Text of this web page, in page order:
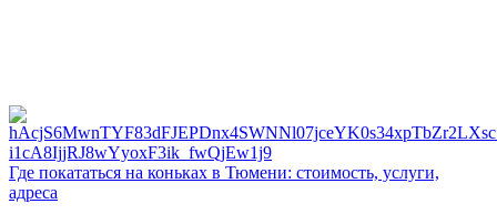
Где покататься на коньках в Тюмени: стоимость, услуги,
адреса